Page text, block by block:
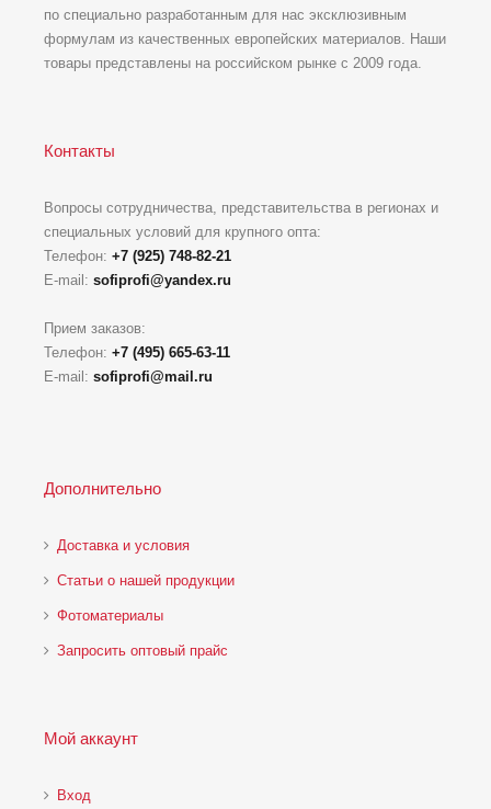
по специально разработанным для нас эксклюзивным
формулам из качественных европейских материалов. Наши
товары представлены на российском рынке с 2009 года.
Контакты
Вопросы сотрудничества, представительства в регионах и
специальных условий для крупного опта:
Телефон: +7 (925) 748-82-21
E-mail: sofiprofi@yandex.ru
Прием заказов:
Телефон: +7 (495) 665-63-11
E-mail: sofiprofi@mail.ru
Дополнительно
Доставка и условия
Статьи о нашей продукции
Фотоматериалы
Запросить оптовый прайс
Мой аккаунт
Вход